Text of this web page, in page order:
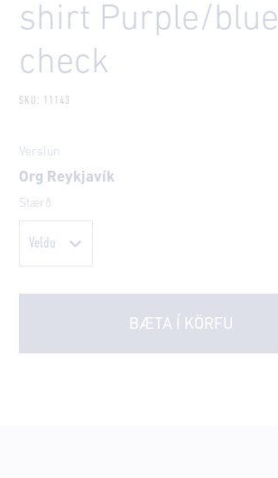
shirt Purple/blue
check
SKU: 11143
Verslun
Org Reykjavík
Stærð
BÆTA Í KÖRFU